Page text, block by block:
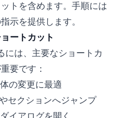
トを含めます。手順には
示を提供します。
ートカット
には、主要なショートカ
要です：
の変更に最適
セクションへジャンプ
イアログを開く